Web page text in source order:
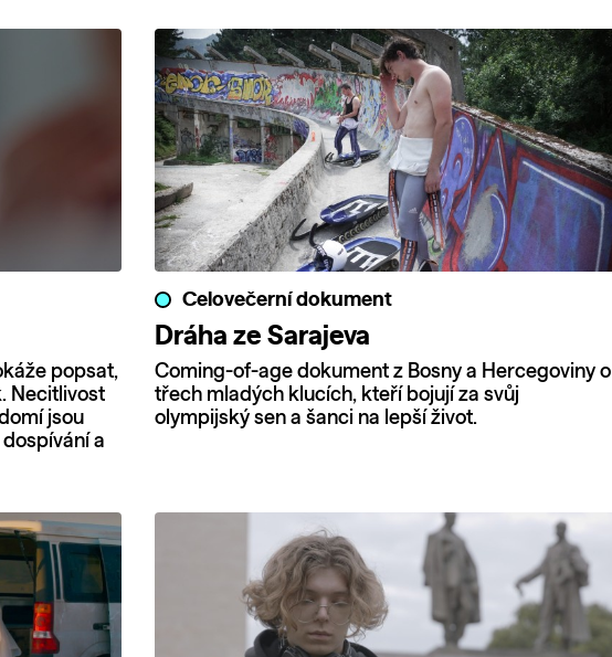
popsat,
Necitlivost
jsou
a
Celovečerní dokument
Dráha ze Sarajeva
Coming-of-age dokument z Bosny a Hercegoviny o
třech mladých klucích, kteří bojují za svůj
olympijský sen a šanci na lepší život.